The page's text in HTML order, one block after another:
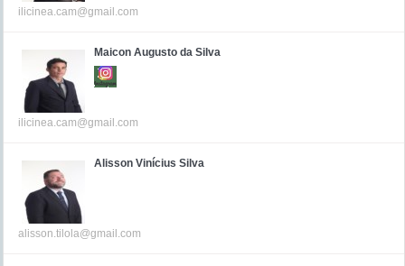
ilicinea.cam@gmail.com
Maicon Augusto da Silva
ilicinea.cam@gmail.com
Alisson Vinícius Silva
alisson.tilola@gmail.com